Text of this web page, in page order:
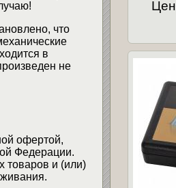
что
в
не
офертой,
Федерации.
товаров и (или)